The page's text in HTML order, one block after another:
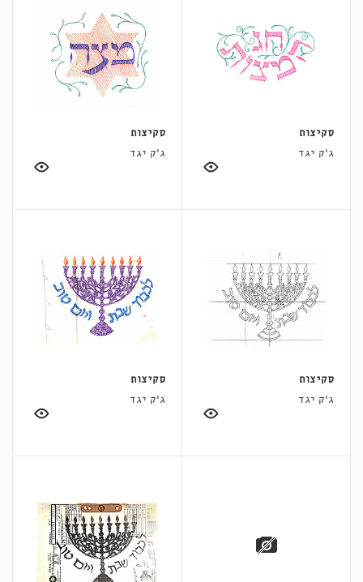
סקיצות
ג'ק יגד
סקיצות
ג'ק יגד
סקיצות
ג'ק יגד
סקיצות
ג'ק יגד